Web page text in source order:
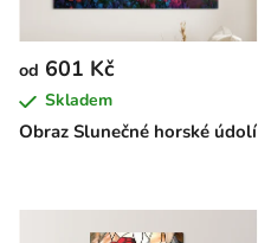
Obraz Slunečné horské údolí
od 601 Kč
Skladem